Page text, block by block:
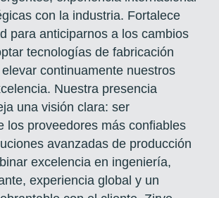
con la industria. Fortalece
para anticiparnos a los cambios
tecnologías de fabricación
continuamente nuestros
Nuestra presencia
una visión clara: ser
los proveedores más confiables
avanzadas de producción
excelencia en ingeniería,
experiencia global y un